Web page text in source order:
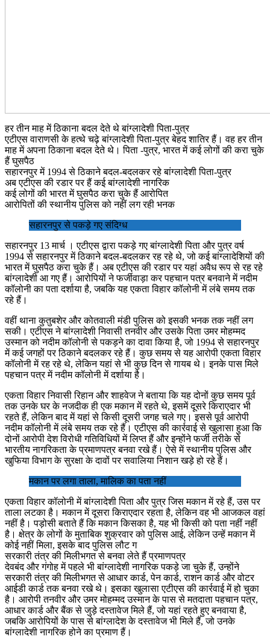
हर तीन माह में ठिकाना बदल देते थे बांग्लादेशी पिता-पुत्र
एटीएस वाराणसी के हत्थे चढ़े बांग्लादेशी पिता-पुत्र बेहद शातिर हैं। वह हर तीन
माह में अपना ठिकाना बदल देते थे। पिता -पुत्र, भारत में कई लोगों की करा चुके
हैं घुसपैठ
सहारनपुर में 1994 से ठिकाने बदल-बदलकर रहे बांग्लादेशी पिता-पुत्र
अब एटीएस की रडार पर हैं कई बांग्लादेशी नागरिक
कई लोगों की भारत में घुसपैठ करा चुके हैं आरोपित
आरोपितों की स्थानीय पुलिस को नहीं लग रही भनक
सहारनपुर से पकड़े गए संदिग्ध
सहारनपुर 13 मार्च । एटीएस द्वारा पकड़े गए बांग्लादेशी पिता और पुत्र वर्ष
1994 से सहारनपुर में ठिकाने बदल-बदलकर रह रहे थे, जो कई बांग्लादेशियों की
भारत में घुसपैठ करा चुके हैं। अब एटीएस की रडार पर यहां अवैध रूप से रह रहे
बांग्लादेशी आ गए हैं। आरोपियों ने फर्जीवाड़ा कर पहचान पत्र बनवाने में नदीम
कॉलोनी का पता दर्शाया है, जबकि यह एकता विहार कॉलोनी में लंबे समय तक
रहे हैं।
वहीं थाना कुतुबशेर और कोतवाली मंडी पुलिस को इसकी भनक तक नहीं लग
सकी। एटीएस ने बांग्लादेशी निवासी तनवीर और उसके पिता उमर मोहम्मद
उस्मान को नदीम कॉलोनी से पकड़ने का दावा किया है, जो 1994 से सहारनपुर
में कई जगहों पर ठिकाने बदलकर रहे हैं। कुछ समय से यह आरोपी एकता विहार
कॉलोनी में रह रहे थे, लेकिन यहां से भी कुछ दिन से गायब थे। इनके पास मिले
पहचान पत्र में नदीम कॉलोनी में दर्शाया है।
एकता विहार निवासी रिहान और शाहवेज ने बताया कि यह दोनों कुछ समय पूर्व
तक उनके घर के नजदीक ही एक मकान में रहते थे, इसमें दूसरे किराएदार भी
रहते हैं, लेकिन बाद में यहां से किसी दूसरी जगह चले गए। इससे पूर्व आरोपी
नदीम कॉलोनी में लंबे समय तक रहे हैं। एटीएस की कार्रवाई से खुलासा हुआ कि
दोनों आरोपी देश विरोधी गतिविधियों में लिप्त हैं और इन्होंने फर्जी तरीके से
भारतीय नागरिकता के प्रमाणपत्र बनवा रखे हैं। ऐसे में स्थानीय पुलिस और
खुफिया विभाग के सुरक्षा के दावों पर सवालिया निशान खड़े हो रहे हैं।
मकान पर लगा ताला, मालिक का पता नहीं
एकता विहार कॉलोनी में बांग्लादेशी पिता और पुत्र जिस मकान में रहे हैं, उस पर
ताला लटका है। मकान में दूसरा किराएदार रहता है, लेकिन वह भी आजकल वहां
नहीं है। पड़ोसी बताते हैं कि मकान किसका है, यह भी किसी को पता नहीं नहीं
है। क्षेत्र के लोगों के मुताबिक शुक्रवार को पुलिस आई, लेकिन उन्हें मकान में
कोई नहीं मिला, इसके बाद पुलिस लौट ग
सरकारी तंत्र की मिलीभगत से बनवा लेते हैं प्रमाणपत्र
देवबंद और गंगोह में पहले भी बांग्लादेशी नागरिक पकड़े जा चुके हैं, उन्होंने
सरकारी तंत्र की मिलीभगत से आधार कार्ड, पेन कार्ड, राशन कार्ड और वोटर
आईडी कार्ड तक बनवा रखे थे। इसका खुलासा एटीएस की कार्रवाई में हो चुका
है। आरोपी तनवीर और उमर मोहम्मद उस्मान के पास से मतदाता पहचान पत्र,
आधार कार्ड और बैंक से जुड़े दस्तावेज मिले हैं, जो यहां रहते हुए बनवाया है,
जबकि आरोपियों के पास से बांग्लादेश के दस्तावेज भी मिले हैं, जो उनके
बांग्लादेशी नागरिक होने का प्रमाण हैं।